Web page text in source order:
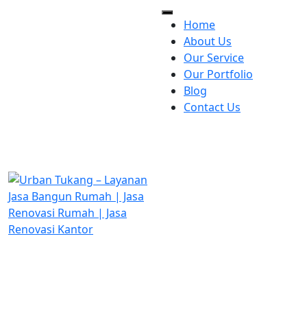
Home
About Us
Our Service
Our Portfolio
Blog
Contact Us